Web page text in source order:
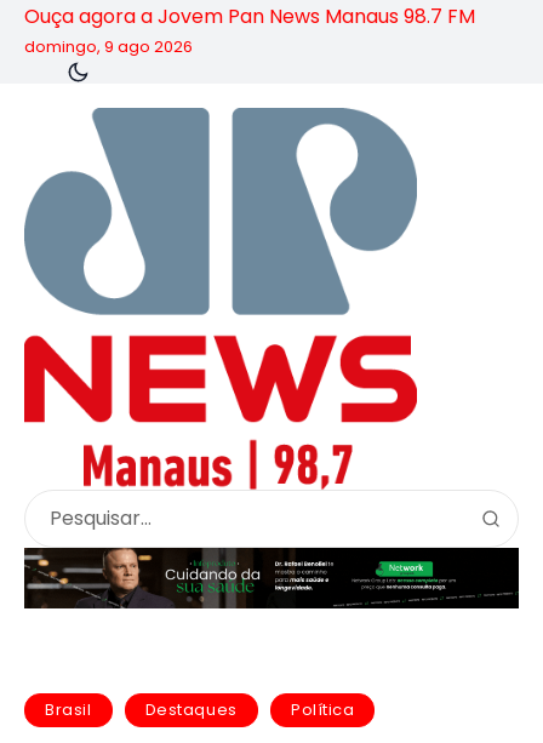
Ouça agora a Jovem Pan News Manaus 98.7 FM
domingo, 9 ago 2026
Brasil Destaques Política